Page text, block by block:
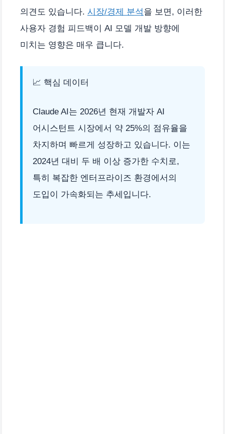
의견도 있습니다. 시장/경제 분석을 보면, 이러한
사용자 경험 피드백이 AI 모델 개발 방향에
미치는 영향은 매우 큽니다.
📈 핵심 데이터
Claude AI는 2026년 현재 개발자 AI
어시스턴트 시장에서 약 25%의 점유율을
차지하며 빠르게 성장하고 있습니다. 이는
2024년 대비 두 배 이상 증가한 수치로,
특히 복잡한 엔터프라이즈 환경에서의
도입이 가속화되는 추세입니다.